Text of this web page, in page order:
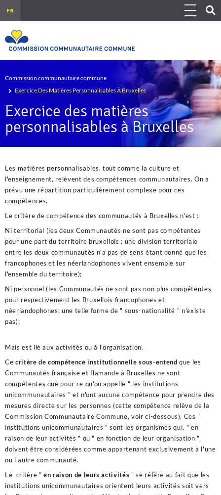
Outils
Toggle
Fil d'Ariane
Commission communautaire commune
Exercice Des Matières Personnalisables À Bruxelles
Exercice des matières
personnalisables à Bruxelles
Les matières personnalisables, tout comme la culture et
l'enseignement, relèvent des compétences communautaires. On a
prévu une répartition particulièrement complexe pour ces
compétences.
Le critère de compétence des communautés à Bruxelles n'est :
Ni territorial (les deux Communautés ne sont pas compétentes
pour une part du territoire bruxellois ; une division territoriale
entre les deux communautés n'a pas de sens étant donné que les
francophones et les néerlandophones vivent ensemble sur
l'ensemble du territoire);
Ni personnel (les Communautés ne sont pas non plus compétentes
pour respectivement les Bruxellois francophones et
néerlandophones; une telle forme de " sous-nationalité " n'existe
pas);
Mais est lié aux activités ou à l'organisation.
Ce critère de compétence institutionnelle sous-entend que les
Communautés française et flamande à Bruxelles ne sont
compétentes que pour ce qu'on appelle " les institutions
unicommunautaires " et n'ont aucune compétence pour prendre des
mesures directe sur les personnes (cette compétence relève de la
Commission Communautaire Commune, voir ci-dessous). Ces "
institutions unicommunautaires " sont les organismes qui, " en
raison de leur activités " ou " en fonction de leur organisation ",
doivent être considérées comme appartenant exclusivement à l'une
ou l'autre communauté.
Le critère "en raison de leurs activités " se réfère au fait que les
institutions unicommunautaires orientent leurs activités soit vers